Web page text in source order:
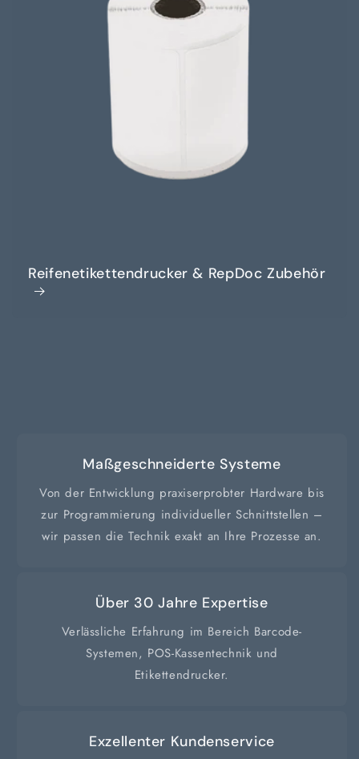
Reifenetikettendrucker & RepDoc Zubehör
Maßgeschneiderte Systeme
Von der Entwicklung praxiserprobter Hardware bis
zur Programmierung individueller Schnittstellen –
wir passen die Technik exakt an Ihre Prozesse an.
Über 30 Jahre Expertise
Verlässliche Erfahrung im Bereich Barcode-
Systemen, POS-Kassentechnik und
Etikettendrucker.
Exzellenter Kundenservice